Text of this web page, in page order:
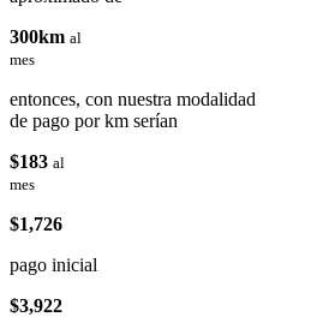
300km al
mes
entonces, con nuestra modalidad
de pago por km serían
$183 al
mes
$1,726
pago inicial
$3,922